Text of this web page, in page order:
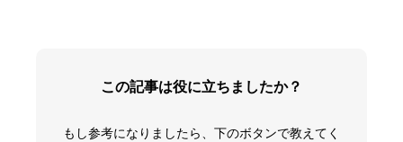
この記事は役に立ちましたか？
もし参考になりましたら、下のボタンで教えてく